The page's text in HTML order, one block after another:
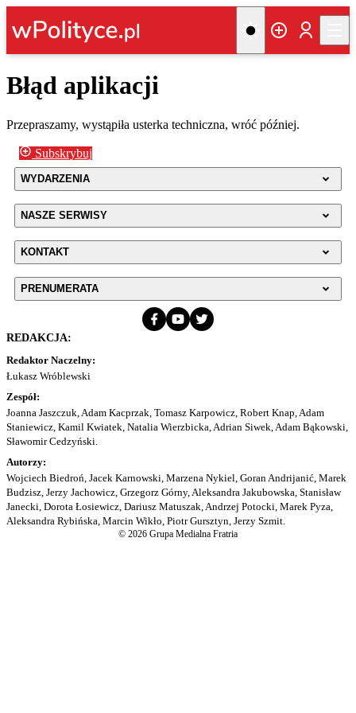
Błąd aplikacji
Przepraszamy, wystąpiła usterka techniczna, wróć później.
Subskrybuj
WYDARZENIA
NASZE SERWISY
KONTAKT
PRENUMERATA
REDAKCJA:
Redaktor Naczelny:
Łukasz Wróblewski
Zespół:
Joanna Jaszczuk, Adam Kacprzak, Tomasz Karpowicz, Robert Knap, Adam
Staniewicz, Kamil Kwiatek, Natalia Wierzbicka, Adrian Siwek, Adam Bąkowski,
Sławomir Cedzyński.
Autorzy:
Wojciech Biedroń, Jacek Karnowski, Marzena Nykiel, Goran Andrijanić, Marek
Budzisz, Jerzy Jachowicz, Grzegorz Górny, Aleksandra Jakubowska, Stanisław
Janecki, Dorota Łosiewicz, Dariusz Matuszak, Andrzej Potocki, Marek Pyza,
Aleksandra Rybińska, Marcin Wikło, Piotr Gursztyn, Jerzy Szmit.
© 2026 Grupa Medialna Fratria